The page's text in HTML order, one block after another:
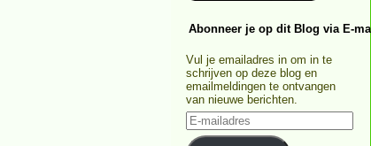
Abonneer je op dit Blog via E-
Vul je emailadres in om in te
schrijven op deze blog en
emailmeldingen te ontvangen
van nieuwe berichten.
E-
mailadres